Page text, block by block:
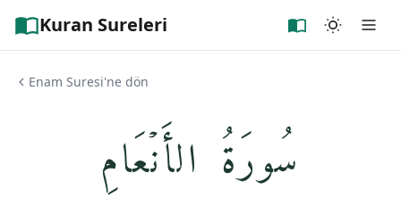
Kuran Sureleri
Enam Suresi'ne dön
سُورَةُ الأَنۡعَامِ